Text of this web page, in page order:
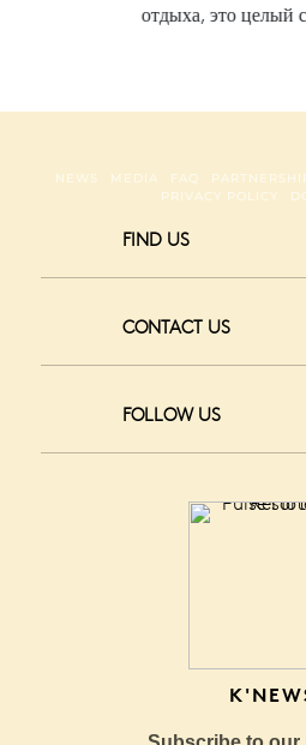
отдыха, это целый
NEWS MEDIA FAQ
PRIVACY POLICY
FIND US
CONTACT US
FOLLOW US